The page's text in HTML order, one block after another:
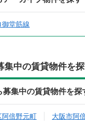
堂筋線
集中の賃貸物件を
集中の賃貸物件を探
阿倍野元町 大阪市阿